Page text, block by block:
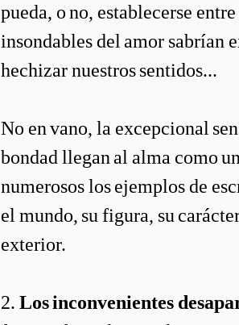
pueda, o no, establecerse
insondables del amor sabrían
hechizar nuestros sentidos...
No en vano, la excepcional
bondad llegan al alma como
numerosos los ejemplos de
el mundo, su figura, su
exterior.
2. Los inconvenientes